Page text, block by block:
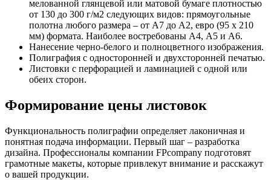
мелованной глянцевой или матовой бумаге плотностью
от 130 до 300 г/м2 следующих видов: прямоугольные
полотна любого размера – от А7 до А2, евро (95 х 210
мм) формата. Наиболее востребованы А4, А5 и А6.
Нанесение черно-белого и полноцветного изображения.
Полиграфия с односторонней и двухсторонней печатью.
Листовки с перфорацией и ламинацией с одной или
обеих сторон.
Формирование цены листовок
Функциональность полиграфии определяет лаконичная и
понятная подача информации. Первый шаг – разработка
дизайна. Профессионалы компании FPcompany подготовят
грамотные макеты, которые привлекут внимание и расскажут
о вашей продукции.